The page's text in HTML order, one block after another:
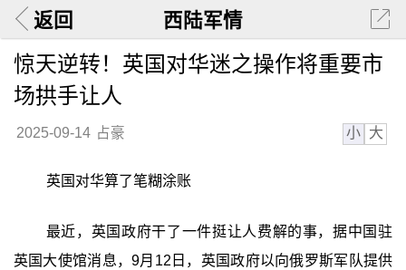
返回 西陆军情
惊天逆转！英国对华迷之操作将重要市
场拱手让人
2025-09-14 占豪 小 大
英国对华算了笔糊涂账
最近，英国政府干了一件挺让人费解的事，据中国驻
英国大使馆消息，9月12日，英国政府以向俄罗斯军队提供